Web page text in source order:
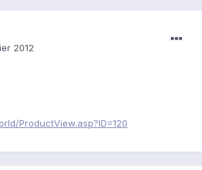
2012
ProductView.asp?ID=120